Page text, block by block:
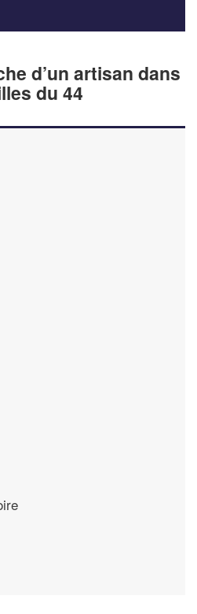
d’un artisan dans
du 44